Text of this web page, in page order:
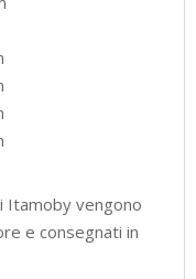
Itamoby vengono
e consegnati in